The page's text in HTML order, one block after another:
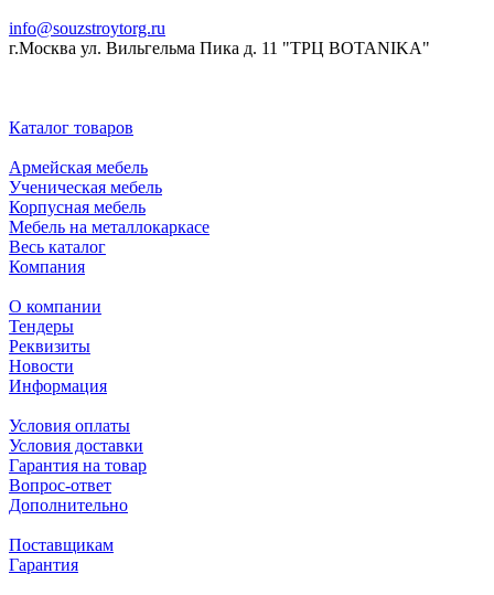
info@souzstroytorg.ru
г.Москва ул. Вильгельма Пика д. 11 "ТРЦ BOTANIKA"
Каталог товаров
Армейская мебель
Ученическая мебель
Корпусная мебель
Мебель на металлокаркасе
Весь каталог
Компания
О компании
Тендеры
Реквизиты
Новости
Информация
Условия оплаты
Условия доставки
Гарантия на товар
Вопрос-ответ
Дополнительно
Поставщикам
Гарантия